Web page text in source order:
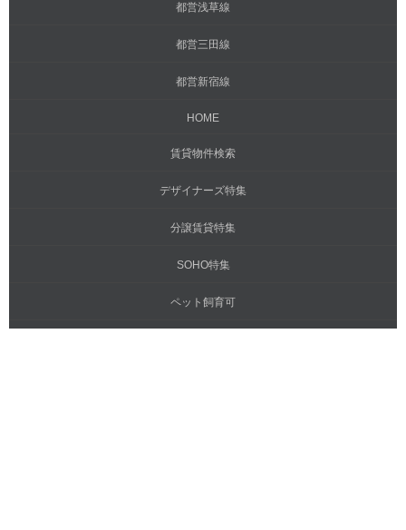
都営浅草線
都営三田線
都営新宿線
HOME
賃貸物件検索
デザイナーズ特集
分譲賃貸特集
SOHO特集
ペット飼育可